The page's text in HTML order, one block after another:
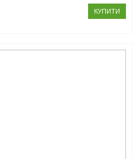
КУПИТИ